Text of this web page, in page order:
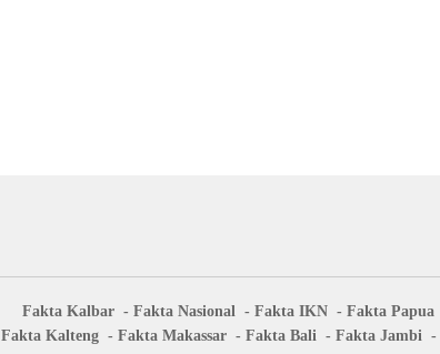
Fakta Kalbar Fakta Nasional Fakta IKN Fakta Papua
Fakta Kalteng
Fakta Makassar Fakta Bali Fakta Jambi